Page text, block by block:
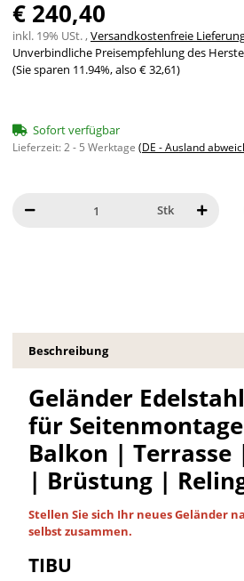
€ 240,40
inkl. 19% USt. ,Versandkostenfreie
Unverbindliche Preisempfehlung des
(Sie sparen 11.94%, also € 32,61)
Sofort verfügbar
Lieferzeit:2 - 5 Werktage (DE - Ausland
Stk
Beschreibung
Geländer
für Seitenmontage
Balkon | Terrasse
| Brüstung |
Stellen Sie sich Ihr neues Geländer
selbstzusammen.
TIBU